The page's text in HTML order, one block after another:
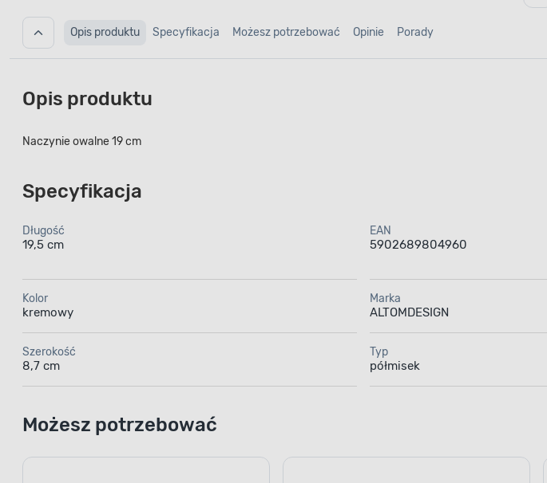
Opis produktu Specyfikacja Możesz potrzebować Opinie Porady
Opis produktu
Naczynie owalne 19 cm
Specyfikacja
Długość
19,5 cm
EAN
5902689804960
Kolor
kremowy
Marka
ALTOMDESIGN
Szerokość
8,7 cm
Typ
półmisek
Możesz potrzebować